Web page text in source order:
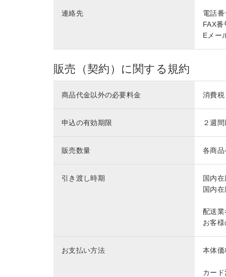
連絡先
電話
FAX
Eメー
販売（契約）に関する規約
商品代金以外の必要料金 消費
申込の有効期限 ２週
販売数量 各商
引き渡し時期
国内
国内
配送
お客
お支払い方法 本体
カー